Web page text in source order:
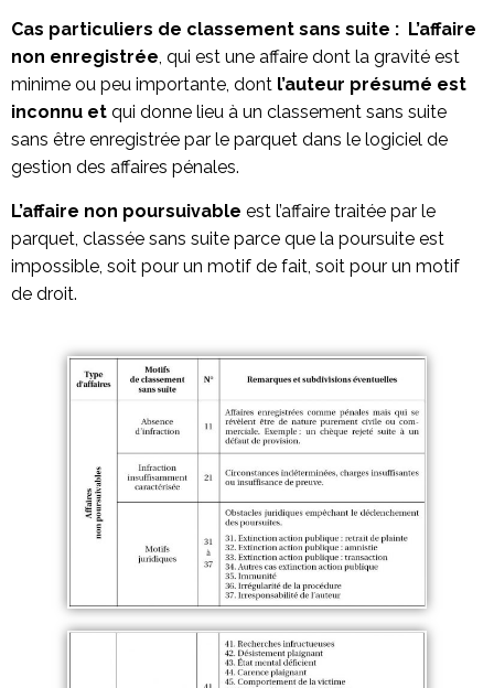
Cas particuliers de classement sans suite : L’affaire
non enregistrée, qui est une affaire dont la gravité est
minime ou peu importante, dont l’auteur présumé est
inconnu et qui donne lieu à un classement sans suite
sans être enregistrée par le parquet dans le logiciel de
gestion des affaires pénales.
L’affaire non poursuivable est l’affaire traitée par le
parquet, classée sans suite parce que la poursuite est
impossible, soit pour un motif de fait, soit pour un motif
de droit.